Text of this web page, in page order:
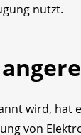
nutzt.
wird, hat
von